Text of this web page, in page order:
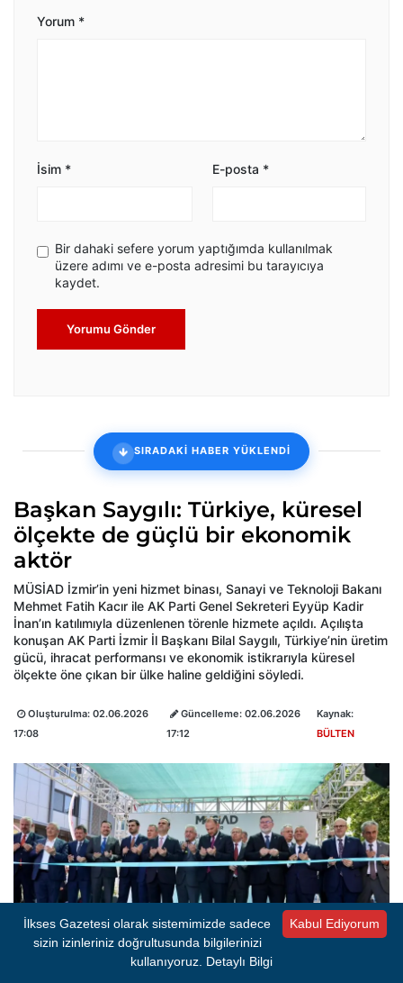
Yorum *
İsim * E-posta *
Bir dahaki sefere yorum yaptığımda kullanılmak
üzere adımı ve e-posta adresimi bu tarayıcıya
kaydet.
Yorumu Gönder
SIRADAKİ HABER YÜKLENDİ
Başkan Saygılı: Türkiye, küresel
ölçekte de güçlü bir ekonomik
aktör
MÜSİAD İzmir’in yeni hizmet binası, Sanayi ve Teknoloji Bakanı
Mehmet Fatih Kacır ile AK Parti Genel Sekreteri Eyyüp Kadir
İnan’ın katılımıyla düzenlenen törenle hizmete açıldı. Açılışta
konuşan AK Parti İzmir İl Başkanı Bilal Saygılı, Türkiye’nin üretim
gücü, ihracat performansı ve ekonomik istikrarıyla küresel
ölçekte öne çıkan bir ülke haline geldiğini söyledi.
Oluşturulma: 02.06.2026
17:08
Güncelleme:02.06.2026
17:12
Kaynak:
BÜLTEN
Kabul Ediyorum
İlkses Gazetesi olarak sistemimizde sadece
sizin izinleriniz doğrultusunda bilgilerinizi
kullanıyoruz. Detaylı Bilgi